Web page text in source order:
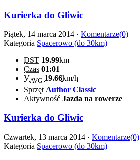
Kurierka do Gliwic
Piątek, 14 marca 2014 · Komentarze(0)
Kategoria Spacerowo (do 30km)
DST 19.99km
Czas 01:01
VAVG 19.66km/h
Sprzęt Author Classic
Aktywność Jazda na rowerze
Kurierka do Gliwic
Czwartek, 13 marca 2014 · Komentarze(0)
Kategoria Spacerowo (do 30km)